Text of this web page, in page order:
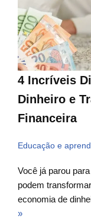
4 Incríveis
Dinheiro e
Financeira
Educação e
Você já parou
podem
economia de
»